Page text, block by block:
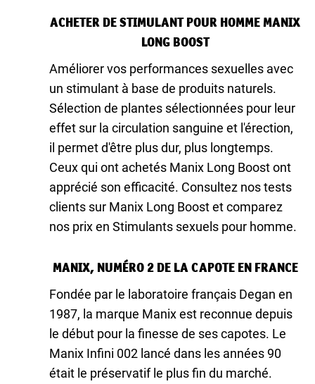
ACHETER DE STIMULANT POUR HOMME MANIX
LONG BOOST
Améliorer vos performances sexuelles avec
un stimulant à base de produits naturels.
Sélection de plantes sélectionnées pour leur
effet sur la circulation sanguine et l'érection,
il permet d'être plus dur, plus longtemps.
Ceux qui ont achetés Manix Long Boost ont
apprécié son efficacité. Consultez nos tests
clients sur Manix Long Boost et comparez
nos prix en Stimulants sexuels pour homme.
MANIX, NUMÉRO 2 DE LA CAPOTE EN FRANCE
Fondée par le laboratoire français Degan en
1987, la marque Manix est reconnue depuis
le début pour la finesse de ses capotes. Le
Manix Infini 002 lancé dans les années 90
était le préservatif le plus fin du marché.